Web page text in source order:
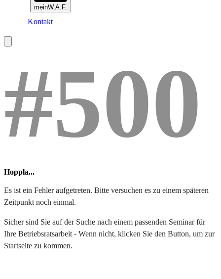
meinW.A.F.
Kontakt
#500
Hoppla...
Es ist ein Fehler aufgetreten. Bitte versuchen es zu einem späteren
Zeitpunkt noch einmal.
Sicher sind Sie auf der Suche nach einem passenden Seminar für
Ihre Betriebsratsarbeit - Wenn nicht, klicken Sie den Button, um zur
Startseite zu kommen.